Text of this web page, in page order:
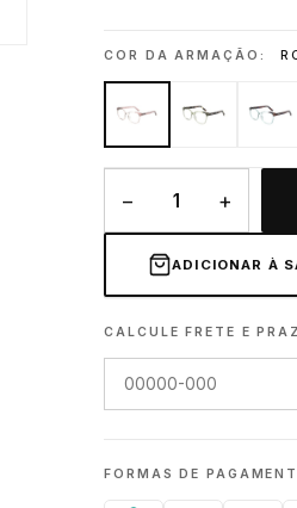
COR DA ARMAÇÃO:
− +
ADICIONAR À
CALCULE FRETE E
FORMAS DE